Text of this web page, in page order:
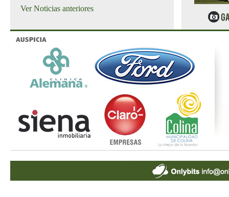
Ver Noticias anteriores